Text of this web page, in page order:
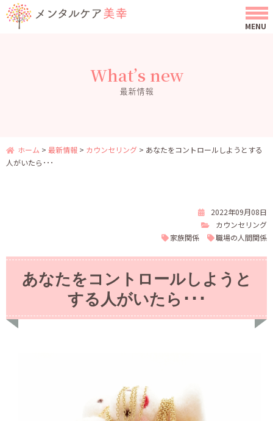
What’s new
最新情報
ホーム > 最新情報 > カウンセリング > あなたをコントロールしようとする
人がいたら･･･
2022年09月08日
カウンセリング
家族関係
職場の人間関係
あなたをコントロールしようと
する人がいたら･･･